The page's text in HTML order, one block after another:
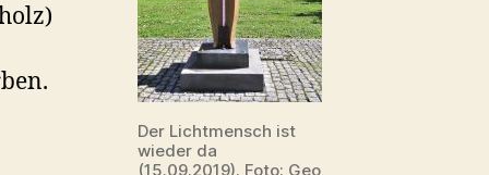
Der Lichtmensch ist
wieder da
(15.09.2019). Foto: Geo